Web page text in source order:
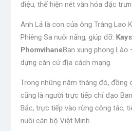
điệu, thể hiện nét văn hóa đặc
Anh Lả là con của ông Tráng Lao
Phiêng Sa nuôi nấng, giúp đỡ.
PhomvihaneBan xung phong
dựng căn cứ địa cách mạng.
Trong những năm tháng đó, đồng
cũng là người trực tiếp chỉ đạo
Bắc, trực tiếp vào rừng công tác,
nuôi cán bộ Việt Minh.